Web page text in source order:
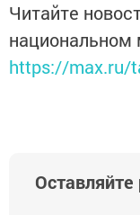
Читайте
https://max.ru/
Оставляйте